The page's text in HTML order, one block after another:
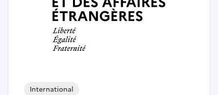
International